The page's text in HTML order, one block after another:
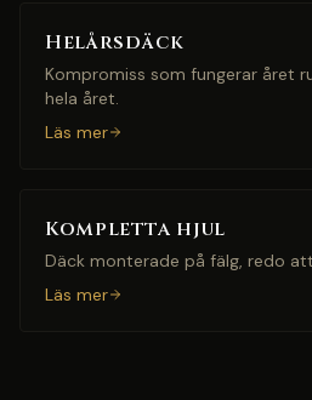
Helårsdäck
Kompromiss som fungerar året
hela året.
Läs mer
Kompletta hjul
Däck monterade på fälg, redo
Läs mer